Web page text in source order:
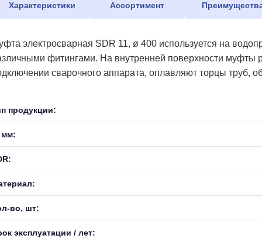
Характеристики Ассортимент
электросварная SDR 11, ø 400 используется на
фитингами. На внутренней поверхности муфты
сварочного аппарата, оплавляют торцы труб,
продукции:
мм:
во, шт:
эксплуатации / лет: